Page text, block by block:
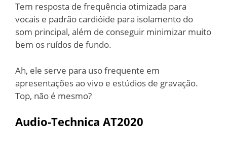
Tem resposta de frequência otimizada para
vocais e padrão cardióide para isolamento do
som principal, além de conseguir minimizar muito
bem os ruídos de fundo.
Ah, ele serve para uso frequente em
apresentações ao vivo e estúdios de gravação.
Top, não é mesmo?
Audio-Technica AT2020